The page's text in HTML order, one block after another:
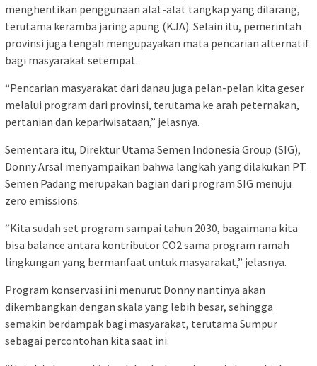
menghentikan penggunaan alat-alat tangkap yang dilarang,
terutama keramba jaring apung (KJA). Selain itu, pemerintah
provinsi juga tengah mengupayakan mata pencarian alternatif
bagi masyarakat setempat.
“Pencarian masyarakat dari danau juga pelan-pelan kita geser
melalui program dari provinsi, terutama ke arah peternakan,
pertanian dan kepariwisataan,” jelasnya.
Sementara itu, Direktur Utama Semen Indonesia Group (SIG),
Donny Arsal menyampaikan bahwa langkah yang dilakukan PT.
Semen Padang merupakan bagian dari program SIG menuju
zero emissions.
“Kita sudah set program sampai tahun 2030, bagaimana kita
bisa balance antara kontributor CO2 sama program ramah
lingkungan yang bermanfaat untuk masyarakat,” jelasnya.
Program konservasi ini menurut Donny nantinya akan
dikembangkan dengan skala yang lebih besar, sehingga
semakin berdampak bagi masyarakat, terutama Sumpur
sebagai percontohan kita saat ini.